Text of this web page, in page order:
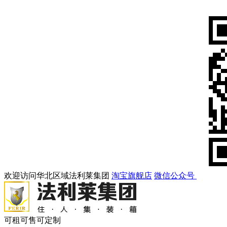
欢迎访问华北区域法利莱集团 淘宝旗舰店 微信公众号
可租可售可定制